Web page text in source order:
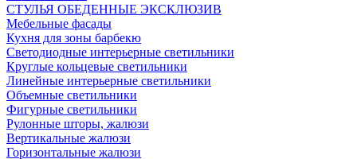
СТУЛЬЯ ОБЕДЕННЫЕ ЭКСКЛЮЗИВ
Мебельные фасады
Кухня для зоны барбекю
Светодиодные интерьерные светильники
Круглые кольцевые светильники
Линейные интерьерные светильники
Объемные светильники
Фигурные светильники
Рулонные шторы, жалюзи
Вертикальные жалюзи
Горизонтальные жалюзи